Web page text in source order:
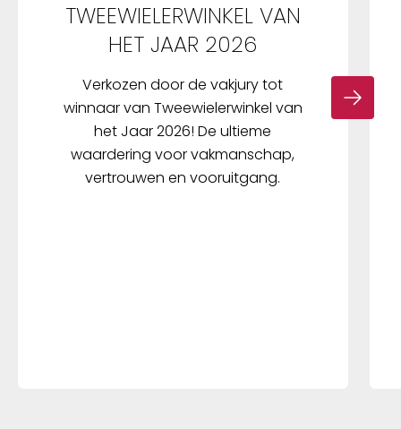
TWEEWIELERWINKEL VAN
HET JAAR 2026
Verkozen door de vakjury tot
winnaar van Tweewielerwinkel van
het Jaar 2026! De ultieme
waardering voor vakmanschap,
vertrouwen en vooruitgang.